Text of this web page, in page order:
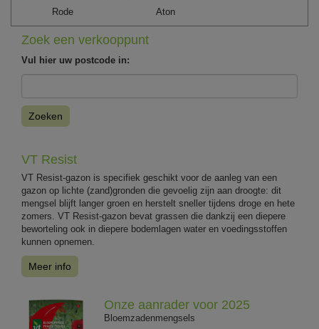
Rode Aton
Zoek een verkooppunt
Vul hier uw postcode in:
Zoeken
VT Resist
VT Resist-gazon is specifiek geschikt voor de aanleg van een
gazon op lichte (zand)gronden die gevoelig zijn aan droogte: dit
mengsel blijft langer groen en herstelt sneller tijdens droge en hete
zomers. VT Resist-gazon bevat grassen die dankzij een diepere
beworteling ook in diepere bodemlagen water en voedingsstoffen
kunnen opnemen.
Meer info
Onze aanrader voor 2025
Bloemzadenmengsels